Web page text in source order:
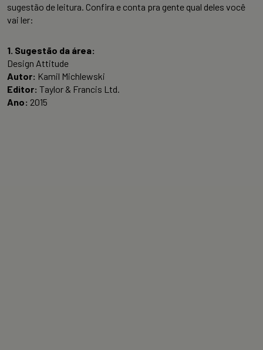
sugestão de leitura. Confira e conta pra gente qual deles você
vai ler:
1. Sugestão da área:
Design Attitude
Autor: Kamil Michlewski
Editor: Taylor & Francis Ltd.
Ano: 2015